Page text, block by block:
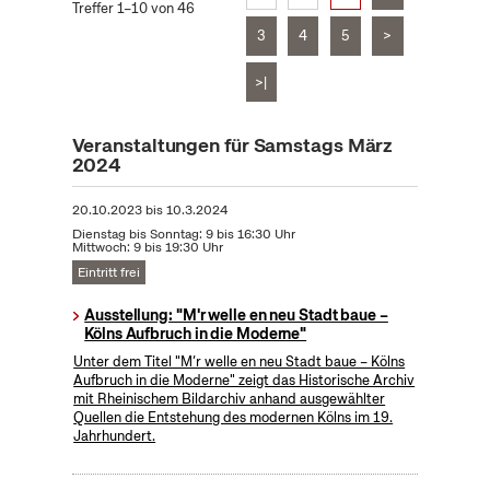
Treffer 1–10 von 46
3
4 5 >
>|
Veranstaltungen für Samstags März
2024
20.10.2023bis10.3.2024
Dienstag bis Sonntag: 9 bis 16:30 Uhr
Mittwoch: 9 bis 19:30 Uhr
Eintritt frei
Ausstellung: "M'r welle en neu Stadt baue –
Kölns Aufbruch in die Moderne"
Unter dem Titel "M’r welle en neu Stadt baue – Kölns
Aufbruch in die Moderne" zeigt das Historische Archiv
mit Rheinischem Bildarchiv anhand ausgewählter
Quellen die Entstehung des modernen Kölns im 19.
Jahrhundert.